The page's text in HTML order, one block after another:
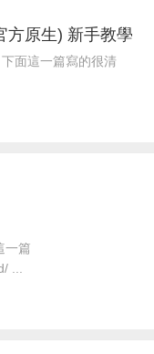
方原生) 新手教學
面這一篇寫的很清
一篇
...